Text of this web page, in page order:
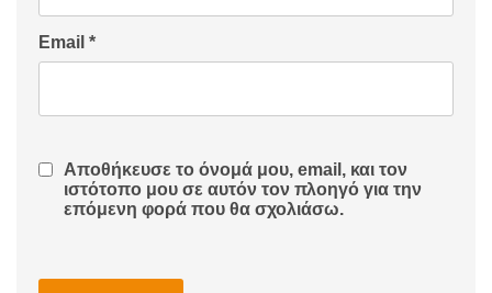
Email *
Αποθήκευσε το όνομά μου, email, και τον
ιστότοπο μου σε αυτόν τον πλοηγό για την
επόμενη φορά που θα σχολιάσω.